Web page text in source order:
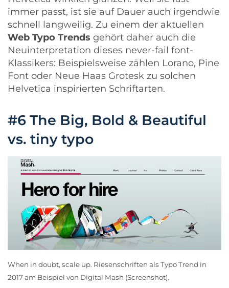
immer passt, ist sie auf Dauer auch irgendwie
schnell langweilig. Zu einem der aktuellen
Web Typo Trends gehört daher auch die
Neuinterpretation dieses never-fail font-
Klassikers: Beispielsweise zählen Lorano, Pine
Font oder Neue Haas Grotesk zu solchen
Helvetica inspirierten Schriftarten.
#6 The Big, Bold & Beautiful
vs. tiny typo
When in doubt, scale up. Riesenschriften als Typo Trend in
2017 am Beispiel von Digital Mash (Screenshot).